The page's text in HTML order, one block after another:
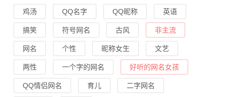
鸡汤 QQ名字 QQ昵称 英语
搞笑 符号网名 古风 非主流
网名 个性 昵称女生 文艺
两性 一个字的网名 好听的网名女孩
QQ情侣网名 育儿 二字网名